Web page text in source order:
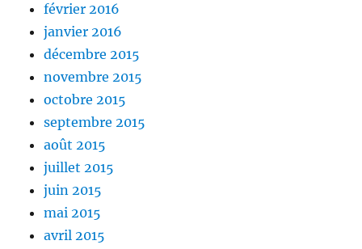
février 2016
janvier 2016
décembre 2015
novembre 2015
octobre 2015
septembre 2015
août 2015
juillet 2015
juin 2015
mai 2015
avril 2015